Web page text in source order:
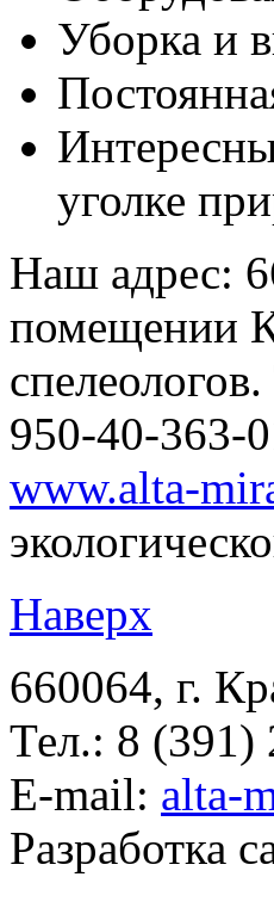
Уборка и
уголке
Наш адрес:
помещении
950-40-363-
www.alta-
Наверх
660064, г.
Тел.: 8 (391)
E-mail: alta-
Разработка